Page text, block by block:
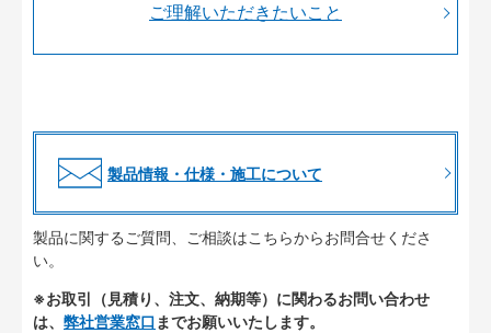
ご理解いただきたいこと
製品情報・仕様・施工について
製品に関するご質問、ご相談はこちらからお問合せくださ
い。
※お取引（見積り、注文、納期等）に関わるお問い合わせ
は、 弊社営業窓口 までお願いいたします。